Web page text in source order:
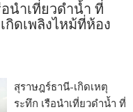
นำเที่ยวดำน้ำ ที่
กิดเพลิงไหม้ที่ห้อง
สุราษฎร์ธานี-เกิดเหตุ
ระทึก เรือนำเที่ยวดำน้ำ ที่